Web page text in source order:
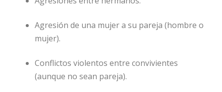
Agresión de una mujer a su pareja (hombre o
mujer).
Conflictos violentos entre convivientes
(aunque no sean pareja).